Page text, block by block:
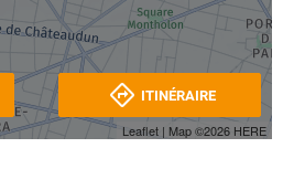
Leaflet | Map ©2026 HERE
ITINÉRAIRE